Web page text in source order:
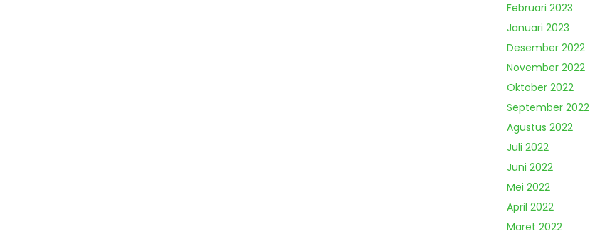
Februari 2023
Januari 2023
Desember 2022
November 2022
Oktober 2022
September 2022
Agustus 2022
Juli 2022
Juni 2022
Mei 2022
April 2022
Maret 2022